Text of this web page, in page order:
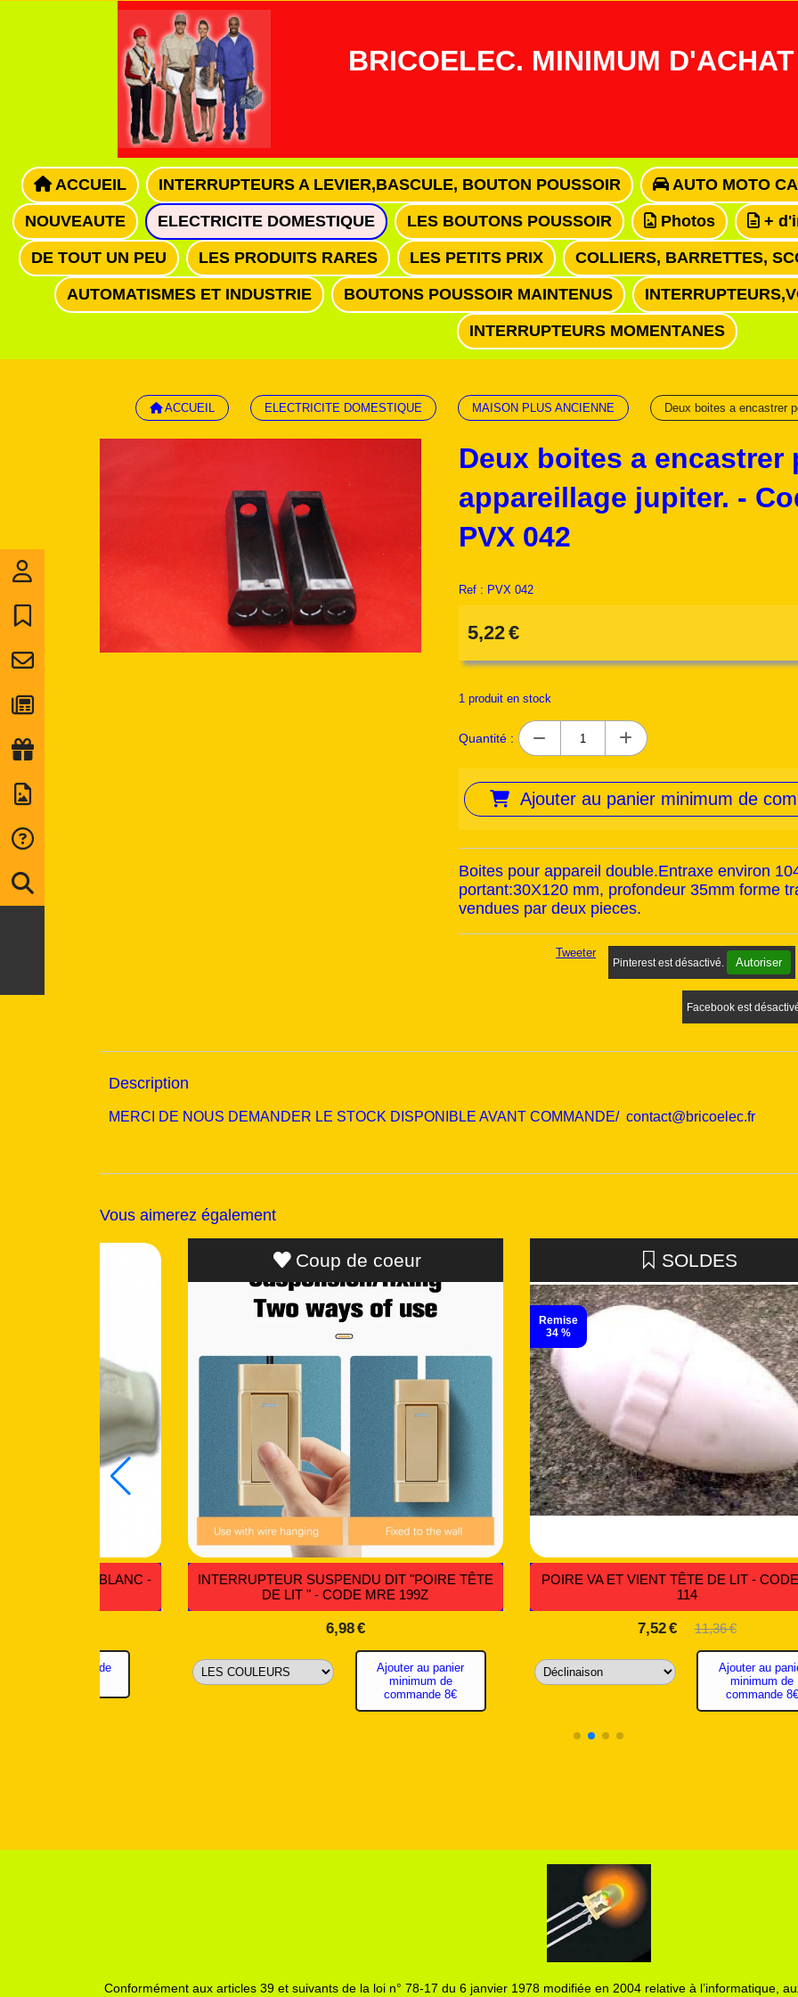
BRICOELEC. MINIMUM
ACCUEIL INTERRUPTEURS A LEVIER,BASCULE, BOUTON POUSSOIR AUTO MOTO
NOUVEAUTE ELECTRICITE DOMESTIQUE LES BOUTONS POUSSOIR Photos +
DE TOUT UN PEU LES PRODUITS RARES LES PETITS PRIX COLLIERS, BARRETTES,
AUTOMATISMES ET INDUSTRIE BOUTONS POUSSOIR MAINTENUS
INTERRUPTEURS MOMENTANES
ACCUEIL ELECTRICITE DOMESTIQUE MAISON PLUS ANCIENNE Deux boites a encastrer
Deux boites a encastrer
appareillage jupiter. -
PVX 042
Ref : PVX 042
5,22€
1 produit en stock
Quantité :
Ajouter au panier minimum de
Boites pour appareil double.Entraxe environ
portant:30X120 mm, profondeur 35mm forme
vendues par deux pieces.
Tweeter
Pinterest est désactivé. Autoriser
Facebook est
Description
MERCI DE NOUS DEMANDER LE STOCK DISPONIBLE AVANT COMMANDE/ contact@bricoelec.fr
Vous aimerez également
POIRE VA ET VIENT TÊTE DE LIT - CODE MRT
Ajouter au panier
SOLDES
DIX CAVALIERS/PONTETS DE 4 À 21 MM -
Ajouter au panier
Ajouter
Conformément aux articles 39 et suivants de la loi n° 78-17 du 6 janvier 1978 modifiée en 2004 relative à l’informatique,